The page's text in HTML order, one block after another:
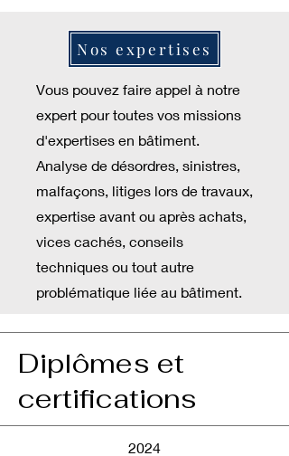
Nos expertises
Vous pouvez faire appel à notre
expert pour toutes vos missions
d'expertises en bâtiment.
Analyse de désordres, sinistres,
malfaçons, litiges lors de travaux,
expertise avant ou après achats,
vices cachés, conseils
techniques ou tout autre
problématique liée au bâtiment.
Diplômes et
certifications
2024